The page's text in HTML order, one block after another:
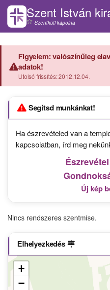
Szentkúti kápolna
Figyelem: valószínűleg
adatok!
Utolsó frissítés: 2012.12.04.
Segítsd munkánkat!
Ha észrevételed van a
kapcsolatban, írd meg
Új kép
Nincs rendszeres szentmise.
Elhelyezkedés
+
−